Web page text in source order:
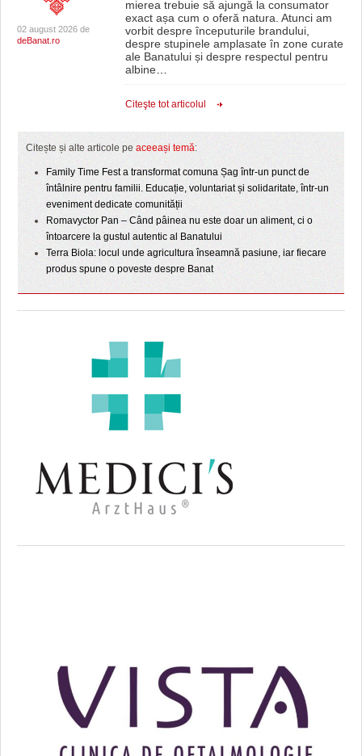
02 august 2026 de
deBanat.ro
mierea trebuie să ajungă la consumator
exact așa cum o oferă natura. Atunci am
vorbit despre începuturile brandului,
despre stupinele amplasate în zone curate
ale Banatului și despre respectul pentru
albine…
Citeşte tot articolul
Citește și alte articole pe aceeași temă:
Family Time Fest a transformat comuna Șag într-un punct de
întâlnire pentru familii. Educație, voluntariat și solidaritate, într-un
eveniment dedicate comunității
Romavyctor Pan – Când pâinea nu este doar un aliment, ci o
întoarcere la gustul autentic al Banatului
Terra Biola: locul unde agricultura înseamnă pasiune, iar fiecare
produs spune o poveste despre Banat